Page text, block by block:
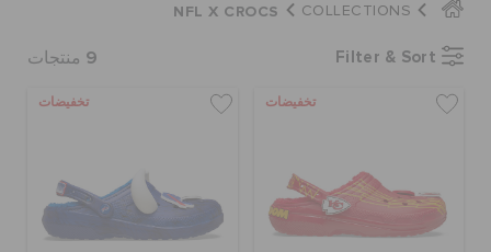
جيبيتز تشارمز
الحقائب
COLLECTIONS
NFL X CROCS
Filter & Sort
9 منتجات
تخفيضات تخفيضات